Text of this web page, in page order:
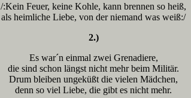
/:Kein Feuer, keine Kohle, kann brennen so heiß,
als heimliche Liebe, von der niemand was weiß:/
2.)
Es war´n einmal zwei Grenadiere,
die sind schon längst nicht mehr beim Militär.
Drum bleiben ungeküßt die vielen Mädchen,
denn so viel Liebe, die gibt es nicht mehr.